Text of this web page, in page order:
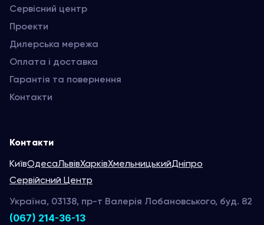
Сервісний центр
Проекти
Дилерська мережа
Оплата і доставка
Гарантія та повернення
Контакти
Контакти
КиївОдесаЛьвівХарківХмельницькийДніпро
Сервійсний Центр
Україна, 03138, пр-т Валерія Лобановського, буд. 82
(067) 214-36-13